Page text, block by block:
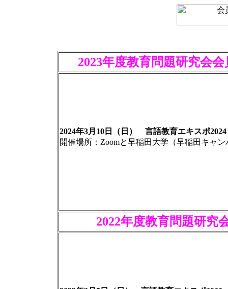
2023年度教育問題研究会
2024年3月10日（日） 言語教育エキスポ2024
開催場所：Zoomと早稲田大学（早稲田キャン
2022年度教育問題研究